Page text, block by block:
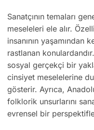
Sanatçının temaları
meseleleri ele alır.
insanının yaşamından
rastlanan
sosyal gerçekçi bir
cinsiyet meselelerine
gösterir. Ayrıca,
folklorik unsurlarını
evrensel bir perspektifle